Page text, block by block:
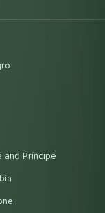
and Príncipe